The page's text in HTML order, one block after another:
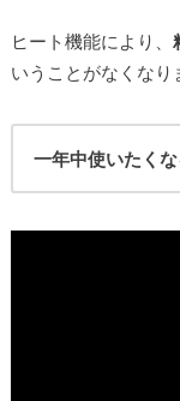
ヒート機能により、
いうことがなくなり
一年中使いたくな